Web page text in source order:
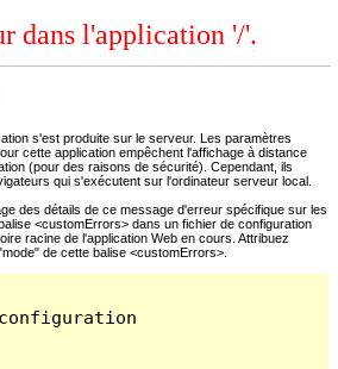
dans l'application '/'.
s'est produite sur le serveur. Les paramètres
cette application empêchent l'affichage à distance
(pour des raisons de sécurité). Cependant, ils
qui s'exécutent sur l'ordinateur serveur local.
des détails de ce message d'erreur spécifique sur les
<customErrors> dans un fichier de configuration
racine de l'application Web en cours. Attribuez
de cette balise <customErrors>.